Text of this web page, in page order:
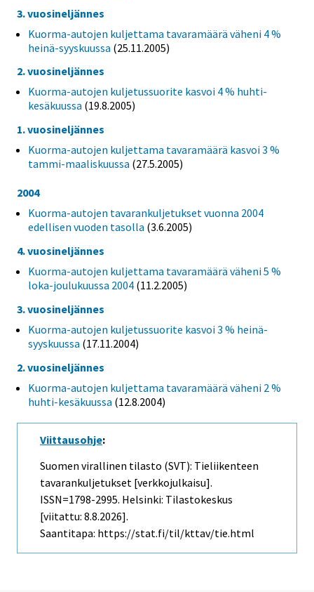
3. vuosineljännes
Kuorma-autojen kuljettama tavaramäärä väheni 4 %
heinä-syyskuussa (25.11.2005)
2. vuosineljännes
Kuorma-autojen kuljetussuorite kasvoi 4 % huhti-
kesäkuussa (19.8.2005)
1. vuosineljännes
Kuorma-autojen kuljettama tavaramäärä kasvoi 3 %
tammi-maaliskuussa (27.5.2005)
2004
Kuorma-autojen tavarankuljetukset vuonna 2004
edellisen vuoden tasolla (3.6.2005)
4. vuosineljännes
Kuorma-autojen kuljettama tavaramäärä väheni 5 %
loka-joulukuussa 2004 (11.2.2005)
3. vuosineljännes
Kuorma-autojen kuljetussuorite kasvoi 3 % heinä-
syyskuussa (17.11.2004)
2. vuosineljännes
Kuorma-autojen kuljettama tavaramäärä väheni 2 %
huhti-kesäkuussa (12.8.2004)
Viittausohje:
Suomen virallinen tilasto (SVT): Tieliikenteen
tavarankuljetukset [verkkojulkaisu].
ISSN=1798-2995. Helsinki: Tilastokeskus
[viitattu: 8.8.2026].
Saantitapa: https://stat.fi/til/kttav/tie.html